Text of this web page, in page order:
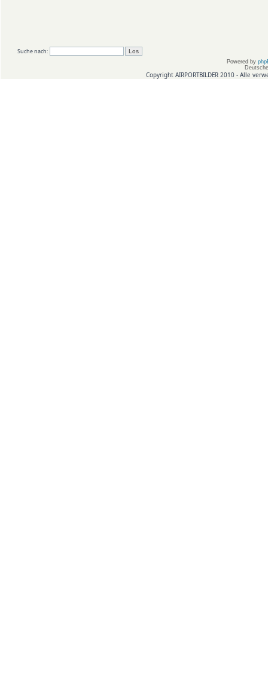
Suche nach:
Powered by
Copyright AIRPORTBILDER 2010 - Alle